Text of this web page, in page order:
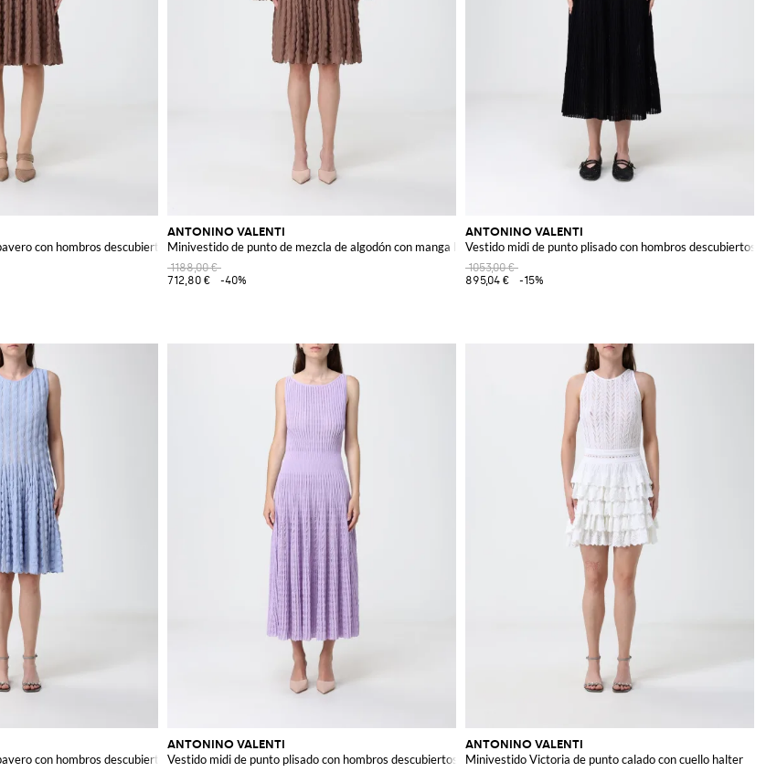
con hombros descubiertos
ANTONINO VALENTI
Minivestido de punto de mezcla de algodón con manga larga
1188,00 €
712,80 €
-40%
ANTONINO VALENTI
Vestido midi de punto plisado con hombros descubiertos
1053,00 €
895,04 €
-15%
con hombros descubiertos
ANTONINO VALENTI
Vestido midi de punto plisado con hombros descubiertos
ANTONINO VALENTI
Minivestido Victoria de punto calado con cuello halter